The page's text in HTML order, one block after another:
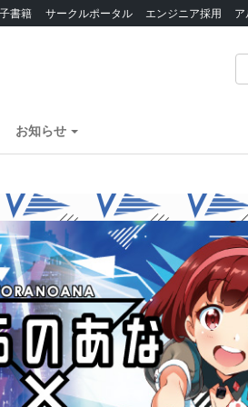
書籍 サークルポータル エンジニア採用
お知らせ